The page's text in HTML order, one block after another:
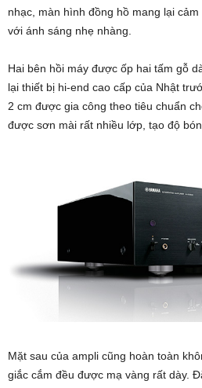
nhạc, màn hình đồng hồ mang lại
với ánh sáng nhẹ nhàng.
Hai bên hồi máy được ốp hai tấm gỗ
lại thiết bị hi-end cao cấp của Nhật
2 cm được gia công theo tiêu chuẩn
được sơn mài rất nhiều lớp, tạo độ
Mặt sau của ampli cũng hoàn toàn
giắc cắm đều được mạ vàng rất dày.